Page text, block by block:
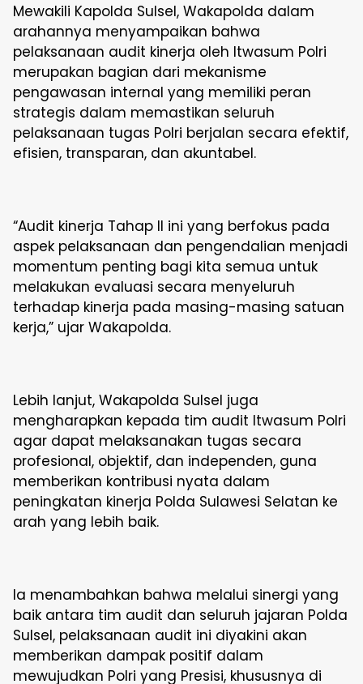
Mewakili Kapolda Sulsel, Wakapolda dalam
arahannya menyampaikan bahwa
pelaksanaan audit kinerja oleh Itwasum Polri
merupakan bagian dari mekanisme
pengawasan internal yang memiliki peran
strategis dalam memastikan seluruh
pelaksanaan tugas Polri berjalan secara efektif,
efisien, transparan, dan akuntabel.
“Audit kinerja Tahap II ini yang berfokus pada
aspek pelaksanaan dan pengendalian menjadi
momentum penting bagi kita semua untuk
melakukan evaluasi secara menyeluruh
terhadap kinerja pada masing-masing satuan
kerja,” ujar Wakapolda.
Lebih lanjut, Wakapolda Sulsel juga
mengharapkan kepada tim audit Itwasum Polri
agar dapat melaksanakan tugas secara
profesional, objektif, dan independen, guna
memberikan kontribusi nyata dalam
peningkatan kinerja Polda Sulawesi Selatan ke
arah yang lebih baik.
Ia menambahkan bahwa melalui sinergi yang
baik antara tim audit dan seluruh jajaran Polda
Sulsel, pelaksanaan audit ini diyakini akan
memberikan dampak positif dalam
mewujudkan Polri yang Presisi, khususnya di